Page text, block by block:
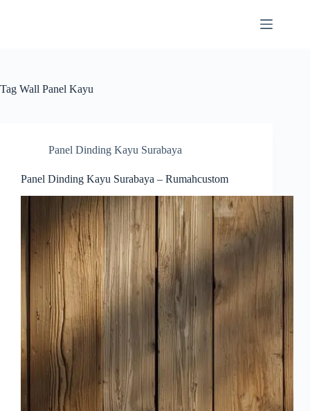
Tag Wall Panel Kayu
Panel Dinding Kayu Surabaya
Panel Dinding Kayu Surabaya – Rumahcustom